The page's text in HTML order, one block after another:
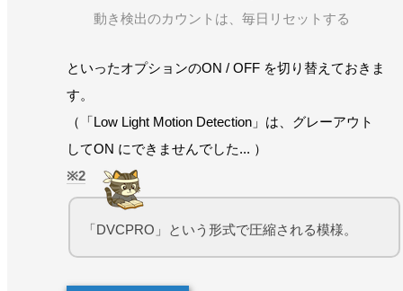
動き検出のカウントは、毎日リセットする
といったオプションのON / OFF を切り替えておきま
す。
（「Low Light Motion Detection」は、グレーアウト
してON にできませんでした... ）
2
「DVCPRO」という形式で圧縮される模様。